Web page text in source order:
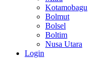
Kotamobagu
Bolmut
Bolsel
Boltim
Nusa Utara
Login